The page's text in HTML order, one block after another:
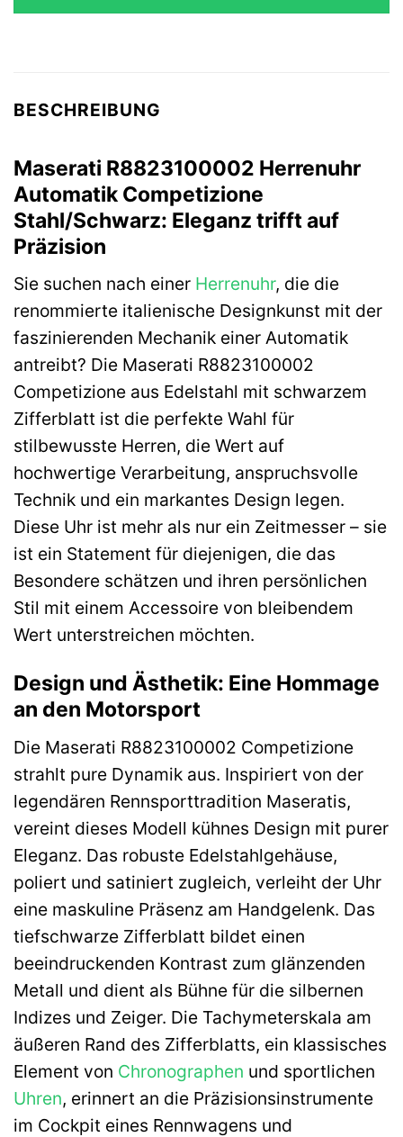
BESCHREIBUNG
Maserati R8823100002 Herrenuhr
Automatik Competizione
Stahl/Schwarz: Eleganz trifft auf
Präzision
Sie suchen nach einer Herrenuhr, die die
renommierte italienische Designkunst mit der
faszinierenden Mechanik einer Automatik
antreibt? Die Maserati R8823100002
Competizione aus Edelstahl mit schwarzem
Zifferblatt ist die perfekte Wahl für
stilbewusste Herren, die Wert auf
hochwertige Verarbeitung, anspruchsvolle
Technik und ein markantes Design legen.
Diese Uhr ist mehr als nur ein Zeitmesser – sie
ist ein Statement für diejenigen, die das
Besondere schätzen und ihren persönlichen
Stil mit einem Accessoire von bleibendem
Wert unterstreichen möchten.
Design und Ästhetik: Eine Hommage
an den Motorsport
Die Maserati R8823100002 Competizione
strahlt pure Dynamik aus. Inspiriert von der
legendären Rennsporttradition Maseratis,
vereint dieses Modell kühnes Design mit purer
Eleganz. Das robuste Edelstahlgehäuse,
poliert und satiniert zugleich, verleiht der Uhr
eine maskuline Präsenz am Handgelenk. Das
tiefschwarze Zifferblatt bildet einen
beeindruckenden Kontrast zum glänzenden
Metall und dient als Bühne für die silbernen
Indizes und Zeiger. Die Tachymeterskala am
äußeren Rand des Zifferblatts, ein klassisches
Element von Chronographen und sportlichen
Uhren, erinnert an die Präzisionsinstrumente
im Cockpit eines Rennwagens und